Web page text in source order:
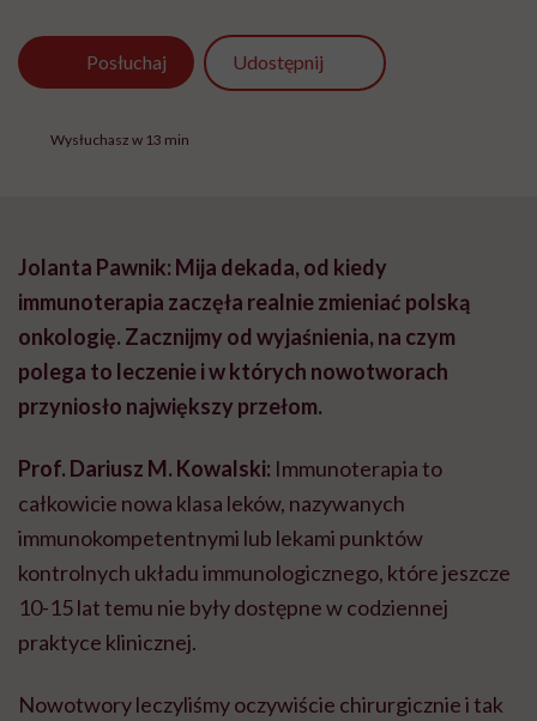
Posłuchaj Udostępnij
Wysłuchasz w 13 min
Jolanta Pawnik: Mija dekada, od kiedy
immunoterapia zaczęła realnie zmieniać polską
onkologię. Zacznijmy od wyjaśnienia, na czym
polega to leczenie i w których nowotworach
przyniosło największy przełom.
Prof. Dariusz M. Kowalski: Immunoterapia to
całkowicie nowa klasa leków, nazywanych
immunokompetentnymi lub lekami punktów
kontrolnych układu immunologicznego, które jeszcze
10-15 lat temu nie były dostępne w codziennej
praktyce klinicznej.
Nowotwory leczyliśmy oczywiście chirurgicznie i tak